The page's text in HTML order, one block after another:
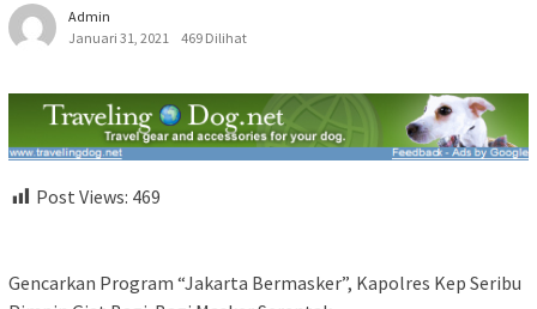
Admin
Januari 31, 2021
469 Dilihat
Post Views: 469
Gencarkan Program “Jakarta Bermasker”, Kapolres Kep Seribu